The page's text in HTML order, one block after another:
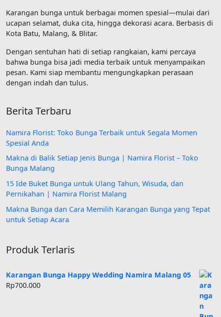
Karangan bunga untuk berbagai momen spesial—mulai dari
ucapan selamat, duka cita, hingga dekorasi acara. Berbasis di
Kota Batu, Malang, & Blitar.
Dengan sentuhan hati di setiap rangkaian, kami percaya
bahwa bunga bisa jadi media terbaik untuk menyampaikan
pesan. Kami siap membantu mengungkapkan perasaan
dengan indah dan tulus.
Berita Terbaru
Namira Florist: Toko Bunga Terbaik untuk Segala Momen
Spesial Anda
Makna di Balik Setiap Jenis Bunga | Namira Florist – Toko
Bunga Malang
15 Ide Buket Bunga untuk Ulang Tahun, Wisuda, dan
Pernikahan | Namira Florist Malang
Makna Bunga dan Cara Memilih Karangan Bunga yang Tepat
untuk Setiap Acara
Produk Terlaris
Karangan Bunga Happy Wedding Namira Malang 05
Rp700.000